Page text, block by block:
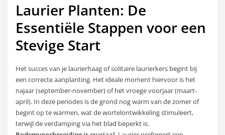
Laurier Planten: De
Essentiële Stappen voor een
Stevige Start
Het succes van je laurierhaag of solitaire laurierkers begint bij
een correcte aanplanting. Het ideale moment hiervoor is het
najaar (september-november) of het vroege voorjaar (maart-
april). In deze periodes is de grond nog warm van de zomer of
begint op te warmen, wat de wortelontwikkeling stimuleert,
terwijl de verdamping via het blad beperkt is.